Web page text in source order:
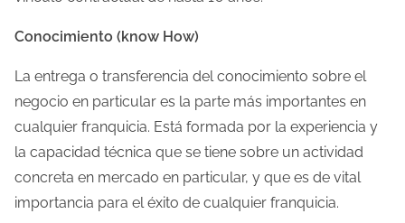
Conocimiento (know How)
La entrega o transferencia del conocimiento sobre el
negocio en particular es la parte más importantes en
cualquier franquicia. Está formada por la experiencia y
la capacidad técnica que se tiene sobre un actividad
concreta en mercado en particular, y que es de vital
importancia para el éxito de cualquier franquicia.